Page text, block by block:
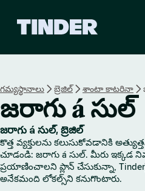
r
హో
మ్
గమ్యస్థానాలు బ్రెజిల్ శాంటా కాటరినా
జరాగు á సుల్
జరాగు á సుల్, బ్రెజిల్
కొత్త వ్యక్తులను కలుసుకోవడానికి
చూడండి: జరాగు á సుల్. మీరు ఇక్కడ
ప్రయాణించాలని ప్లాన్ చేసుకున్నా,
అనేకమంది లోకల్స్‌ని కనుగొంటారు.